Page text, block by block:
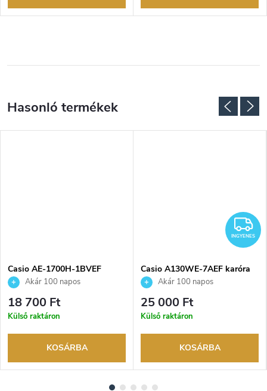
Casio AE-1700H-1BVEF
karóraAkár 100 napos
visszaküldési lehetőség. Hivatalos
márkakereskedő.
18 700 Ft
Külső raktáron
KOSÁRBA
INGYENES
Casio A130WE-7AEF karóra
Akár 100 napos
visszaküldési lehetőség. Hivatalos
márkakereskedő.
25 000 Ft
Külső raktáron
KOSÁRBA